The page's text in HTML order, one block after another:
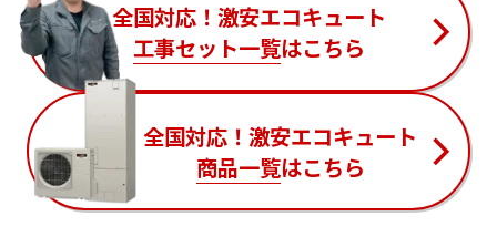
全国対応！激安エコキュート
工事セット一覧はこちら
全国対応！激安エコキュート
商品一覧はこちら